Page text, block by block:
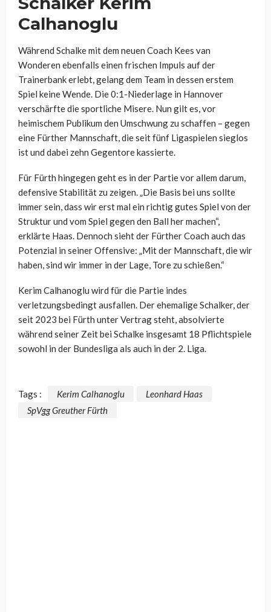
Calhanoglu
Während Schalke mit dem neuen Coach Kees van
Wonderen ebenfalls einen frischen Impuls auf der
Trainerbank erlebt, gelang dem Team in dessen erstem
Spiel keine Wende. Die 0:1-Niederlage in Hannover
verschärfte die sportliche Misere. Nun gilt es, vor
heimischem Publikum den Umschwung zu schaffen – gegen
eine Fürther Mannschaft, die seit fünf Ligaspielen sieglos
ist und dabei zehn Gegentore kassierte.
Für Fürth hingegen geht es in der Partie vor allem darum,
defensive Stabilität zu zeigen. „Die Basis bei uns sollte
immer sein, dass wir erst mal ein richtig gutes Spiel von der
Struktur und vom Spiel gegen den Ball her machen“,
erklärte Haas. Dennoch sieht der Fürther Coach auch das
Potenzial in seiner Offensive: „Mit der Mannschaft, die wir
haben, sind wir immer in der Lage, Tore zu schießen.“
Kerim Calhanoglu wird für die Partie indes
verletzungsbedingt ausfallen. Der ehemalige Schalker, der
seit 2023 bei Fürth unter Vertrag steht, absolvierte
während seiner Zeit bei Schalke insgesamt 18 Pflichtspiele
sowohl in der Bundesliga als auch in der 2. Liga.
Tags : Kerim Calhanoglu
Leonhard Haas
SpVgg Greuther Fürth